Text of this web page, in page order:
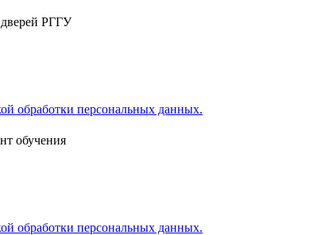
дверей РГГУ
обработки персональных данных.
обучения
обработки персональных данных.